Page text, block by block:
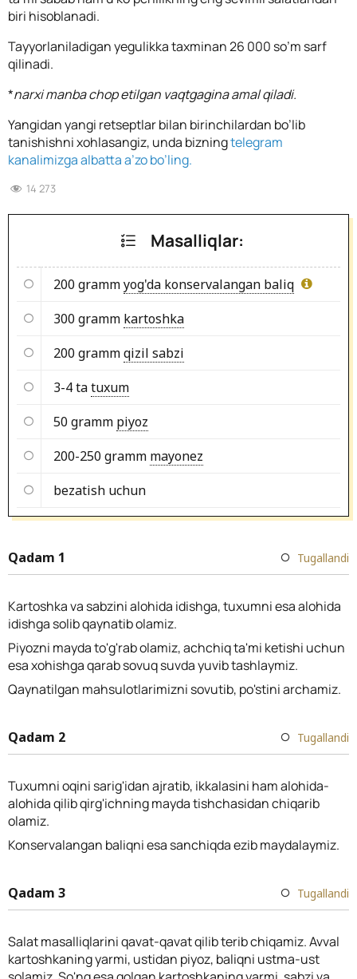
biri hisoblanadi.
Tayyorlaniladigan yegulikka taxminan 26 000 so’m sarf
qilinadi.
*narxi manba chop etilgan vaqtgagina amal qiladi.
Yangidan yangi retseptlar bilan birinchilardan bo’lib
tanishishni xohlasangiz, unda bizningtelegram
kanalimizga albatta a’zo bo’ling.
14 273
Masalliqlar:
200 grammyog'da konservalangan baliq
300 gramm kartoshka
200 grammqizil sabzi
3-4 tatuxum
50 gramm piyoz
200-250 gramm mayonez
bezatish uchun
Qadam 1 Tugallandi
Kartoshka va sabzini alohida idishga, tuxumni esa alohida
idishga solib qaynatib olamiz.
Piyozni mayda to'g'rab olamiz, achchiq ta'mi ketishi uchun
esa xohishga qarab sovuq suvda yuvib tashlaymiz.
Qaynatilgan mahsulotlarimizni sovutib, po'stini archamiz.
Qadam 2 Tugallandi
Tuxumni oqini sarig'idan ajratib, ikkalasini ham alohida-
alohida qilib qirg'ichning mayda tishchasidan chiqarib
olamiz.
Konservalangan baliqni esa sanchiqda ezib maydalaymiz.
Qadam 3 Tugallandi
Salat masalliqlarini qavat-qavat qilib terib chiqamiz. Avval
kartoshkaning yarmi, ustidan piyoz, baliqni ustma-ust